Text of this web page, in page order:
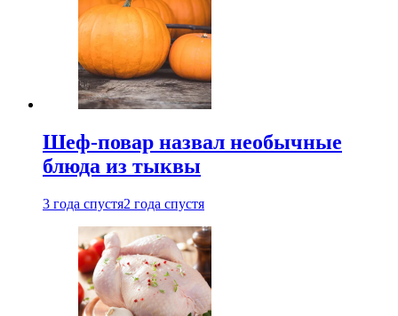
Шеф-повар назвал необычные
блюда из тыквы
3 года спустя2 года спустя